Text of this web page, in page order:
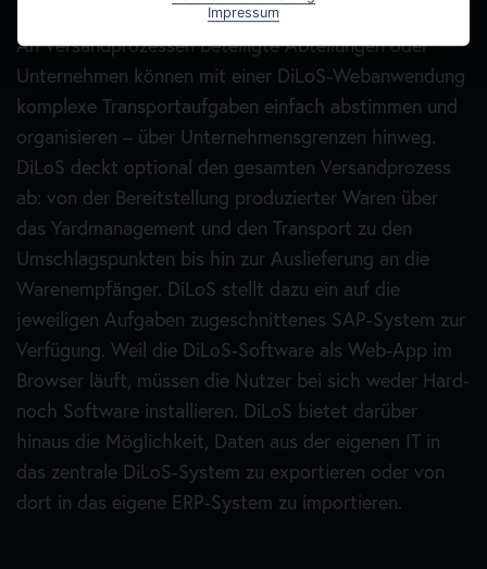
Der Name DiLoS steht für Digital Logistic Solutions.
An Versandprozessen beteiligte Abteilungen oder
Unternehmen können mit einer DiLoS-Webanwendung
komplexe Transportaufgaben einfach abstimmen und
organisieren – über Unternehmensgrenzen hinweg.
DiLoS deckt optional den gesamten Versandprozess
ab: von der Bereitstellung produzierter Waren über
das Yardmanagement und den Transport zu den
Umschlagspunkten bis hin zur Auslieferung an die
Warenempfänger. DiLoS stellt dazu ein auf die
jeweiligen Aufgaben zugeschnittenes SAP-System zur
Verfügung. Weil die DiLoS-Software als Web-App im
Browser läuft, müssen die Nutzer bei sich weder Hard-
noch Software installieren. DiLoS bietet darüber
hinaus die Möglichkeit, Daten aus der eigenen IT in
das zentrale DiLoS-System zu exportieren oder von
dort in das eigene ERP-System zu importieren.
Änderung unserer Datenschutzbestimmungen
Wir behalten uns vor, diese Datenschutzerklärung
gelegentlich anzupassen, damit sie stets den aktuellen
rechtlichen Anforderungen entspricht oder um
Änderungen unserer Leistungen in der
Datenschutzerklärung umzusetzen, z. B. bei der
Einführung neuer Services. Für Ihren erneuten Besuch
gilt dann die neue Datenschutzerklärung.
Fragen an den Datenschutzbeauftragten
Wenn Sie Fragen zum Datenschutz haben, schreiben
Sie uns bitte eine E-Mail oder wenden Sie sich direkt
an unseren Datenschutzbeauftragten unter
datenschutz@dilos.systems
Impressum